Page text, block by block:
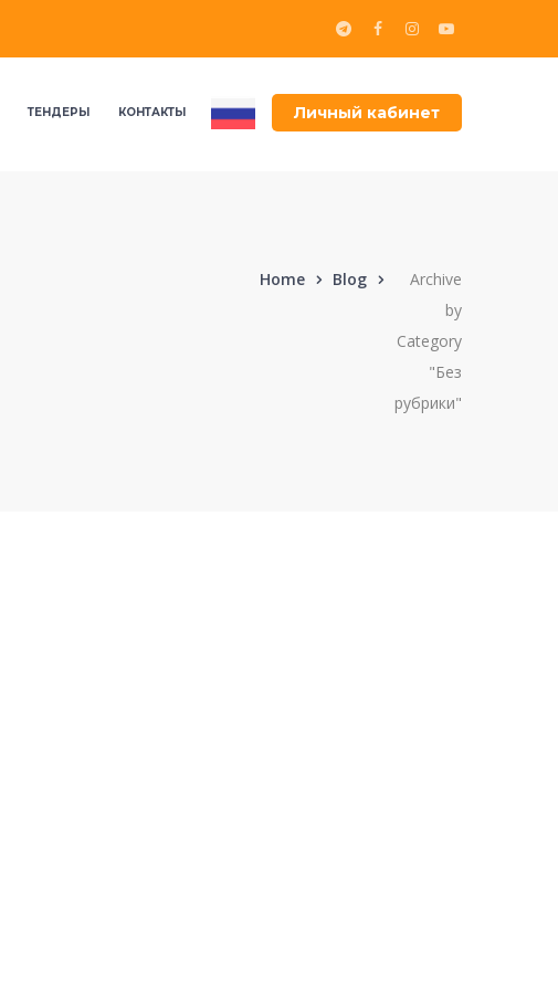
Личный кабинет
ТЕНДЕРЫ КОНТАКТЫ
Home Blog
Archive
by
Category
"Без
рубрики"